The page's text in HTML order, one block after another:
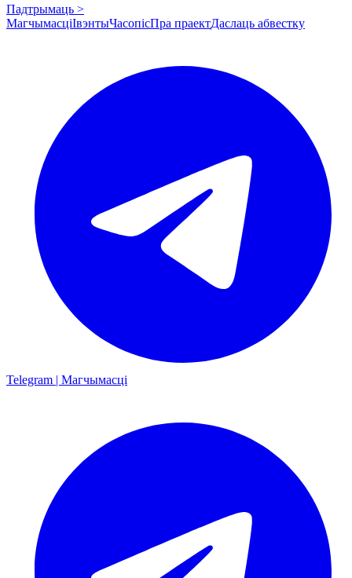
Падтрымаць >
МагчымасціІвэнтыЧасопісПра праектДаслаць абвестку
Telegram | Магчымасці